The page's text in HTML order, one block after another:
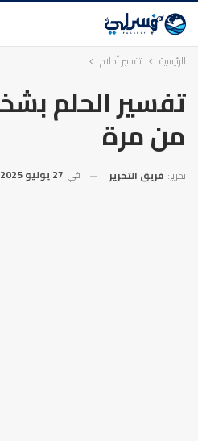
الرئيسية تفسير أحلام
تفسير الحلم
من مرة
تحرير: فريق التحرير في 27 يوليو 2025